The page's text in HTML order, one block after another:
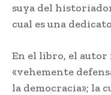
suya del
cual es una
En el libro, el
«vehemente
la democracia»; la